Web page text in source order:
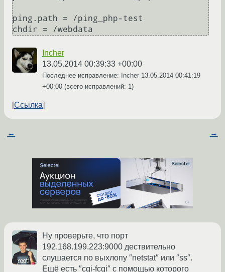
ping.path = /ping_php-test
Incher
13.05.2014 00:39:33 +00:00
Последнее исправление: Incher 13.05.2014 00:41:19
+00:00 (всего исправлений: 1)
Ссылка
← →
Ну проверьте, что порт
192.168.199.223:9000 дествительно
слушается по выхлопу ″netstat″ или ″ss″.
Ещё есть ″cgi-fcgi″ с помощью которого